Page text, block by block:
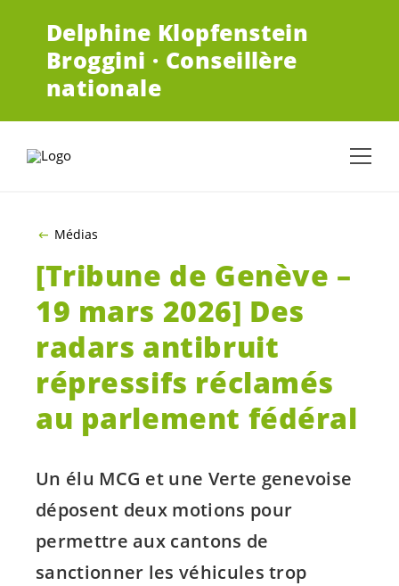
Delphine Klopfenstein
Broggini · Conseillère
nationale
Médias
[Tribune de Genève –
19 mars 2026] Des
radars antibruit
répressifs réclamés
au parlement fédéral
Un élu MCG et une Verte genevoise
déposent deux motions pour
permettre aux cantons de
sanctionner les véhicules trop